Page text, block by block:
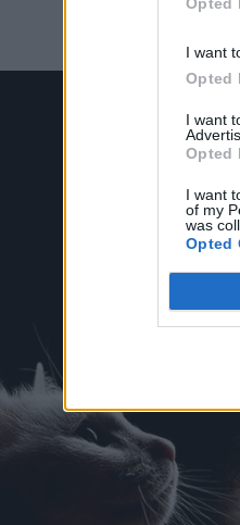
I want
Opted
I want
Opted
I want
of my
was
Opted